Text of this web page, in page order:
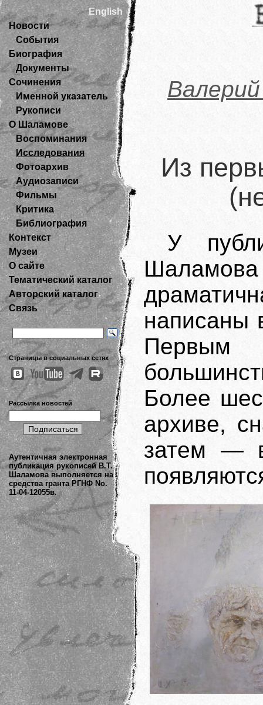
English
Новости
События
Биография
Документы
Сочинения
Именной указатель
Рукописи
О Шаламове
Воспоминания
Исследования
Фотоархив
Аудиозаписи
Фильмы
Критика
Библиография
Контекст
Музеи
О сайте
Тематический каталог
Авторский каталог
Связь
Страницы в социальных сетях
Рассылка новостей
Аутентичная электронная
публикация рукописей В.Т.
Шаламова выполняется на
средства гранта РГНФ No.
11-04-12055в.
Из
У
написаны
Первым
Более
архиве,
затем —